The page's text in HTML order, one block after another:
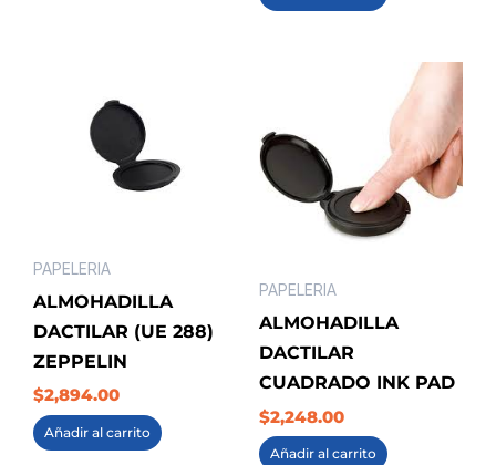
PAPELERIA
ALMOHADILLA
DACTILAR (UE 288)
ZEPPELIN
$2,894.00
Añadir al carrito
PAPELERIA
ALMOHADILLA
DACTILAR
CUADRADO INK PAD
$2,248.00
Añadir al carrito